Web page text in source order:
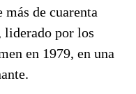
más de cuarenta
liderado por los
en 1979, en una